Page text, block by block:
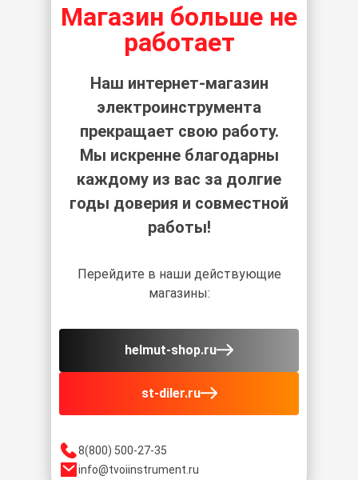
8(800) 500-27-35
info@tvoiinstrument.ru
Магазин больше не
работает
Наш интернет-магазин
электроинструмента
прекращает свою работу.
Мы искренне благодарны
каждому из вас за долгие
годы доверия и совместной
работы!
Перейдите в наши действующие
магазины:
helmut-shop.ru
st-diler.ru